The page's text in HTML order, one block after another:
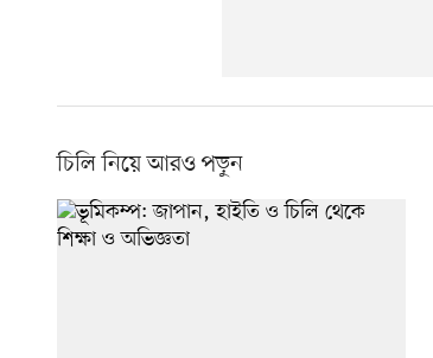
চিলি নিয়ে আরও পড়ুন